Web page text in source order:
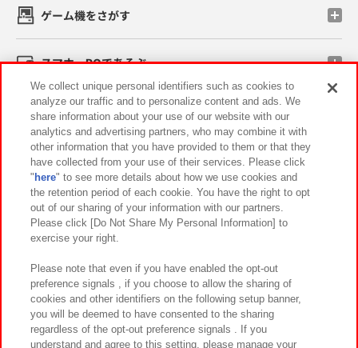
ゲーム機をさがす
スマホ・PCであそぶ
イベント・キャンペーン
関連会社 サステナビリティ サイトポリシー
プライバシーポリシー ウェブアクセシビリティ方針と検証結果
お取引先さまとともに
カスタマーハラスメント対応方針 よくあるご質問・お問い合わせ
We collect unique personal identifiers such as cookies to
analyze our traffic and to personalize content and ads. We
share information about your use of our website with our
analytics and advertising partners, who may combine it with
other information that you have provided to them or that they
have collected from your use of their services. Please click
" here" to see more details about how we use cookies and
the retention period of each cookie. You have the right to opt
out of our sharing of your information with our partners.
Please click [Do Not Share My Personal Information] to
exercise your right.
Please note that even if you have enabled the opt-out
preference signals , if you choose to allow the sharing of
cookies and other identifiers on the following setup banner,
you will be deemed to have consented to the sharing
regardless of the opt-out preference signals . If you
understand and agree to this setting, please manage your